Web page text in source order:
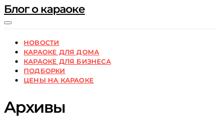
Блог о караоке
НОВОСТИ
КАРАОКЕ ДЛЯ ДОМА
КАРАОКЕ ДЛЯ БИЗНЕСА
ПОДБОРКИ
ЦЕНЫ НА КАРАОКЕ
Архивы